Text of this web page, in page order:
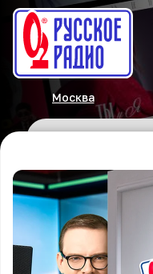
Москва